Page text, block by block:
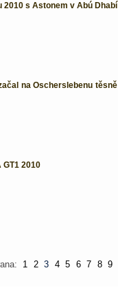
2010 s Astonem v Abú Dhabí
na Oscherslebenu těsně
GT1 2010
1 2 3 4 5 6 7 8 9